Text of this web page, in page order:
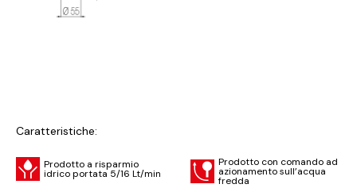
Caratteristiche:
Prodotto a risparmio
idrico portata 5/16 Lt/min
Prodotto con comando ad
azionamento sull’acqua
fredda